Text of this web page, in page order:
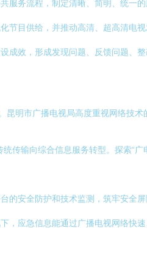
务流程，制定清晰、简明、统一
目供给，并推动高清、超高清电
效，形成发现问题、反馈问题、整
明市广播电视局高度重视网络技术
输向综合信息服务转型。探索“广
安全防护和技术监测，筑牢安全屏
，应急信息能通过广播电视网络快